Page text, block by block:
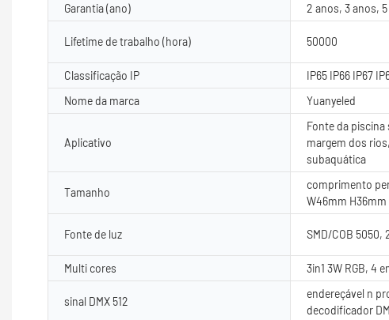
Garantia (ano)
2 anos, 3 anos,
Lifetime de trabalho (hora) 50000
Classificação IP
IP65 IP66 IP67
Nome da marca
Yuanyeled
Aplicativo
Fonte da piscina
margem dos
subaquática
Tamanho
comprimento
W46mm H36mm
Fonte de luz SMD/COB 5050,
Multi cores
3in1 3W RGB, 4
sinal DMX 512
endereçável n
decodificador